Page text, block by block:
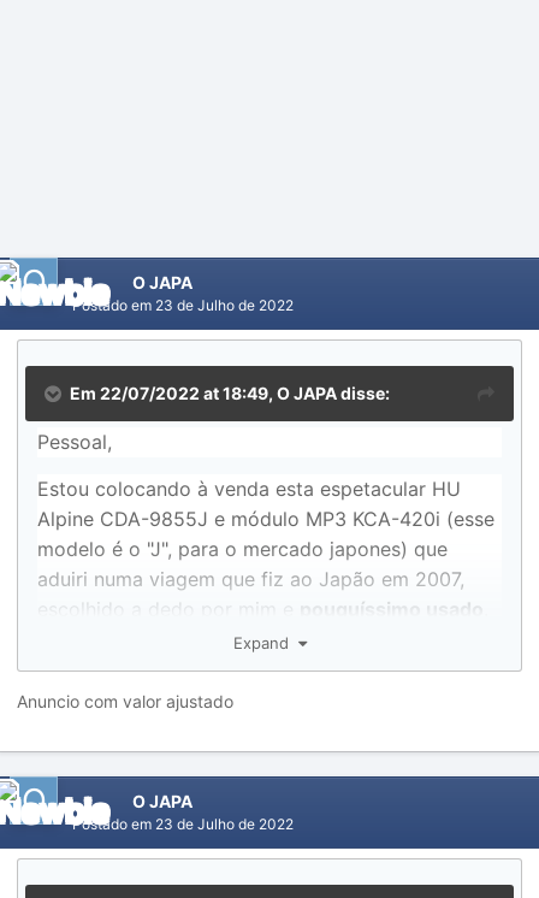
O JAPA
Postado em 23 de Julho de 2022
Em 22/07/2022 at 18:49, O JAPAdisse:
Pessoal,
Estou colocando à venda esta espetacular HU
Alpine CDA-9855J e módulo MP3 KCA-420i (esse
modelo é o "J", para o mercado japones) que
aduiri numa viagem que fiz ao Japão em 2007,
escolhido a dedo por mim e
pouquíssimo usado
marcas de uso. O slide funciona perfeitamente.
Silk da tela íntegros, bem como do controle
remoto original (sem uso).
Mecanismo do CD está 100%, não pula.
Expand
Anuncio com valor ajustado
O JAPA
Postado em 23 de Julho de 2022